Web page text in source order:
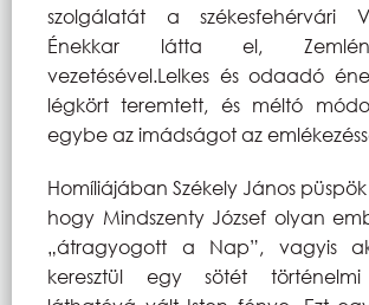
szolgálatát a székesfehérvári
Énekkar látta el,
vezetésével.Lelkes és odaadó
légkört teremtett, és méltó
egybe az imádságot az
Homíliájában Székely János
hogy Mindszenty József olyan
„átragyogott a Nap”, vagyis
keresztül egy sötét